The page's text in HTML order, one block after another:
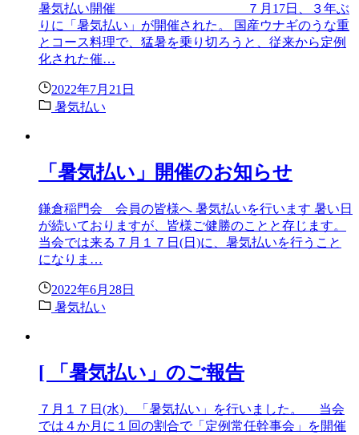
暑気払い開催 ７月17日、３年ぶ
りに「暑気払い」が開催された。 国産ウナギのうな重
とコース料理で、猛暑を乗り切ろうと、従来から定例
化された催…
2022年7月21日
暑気払い
「暑気払い」開催のお知らせ
鎌倉稲門会 会員の皆様へ 暑気払いを行います 暑い日
が続いておりますが、皆様ご健勝のことと存じます。
当会では来る７月１７日(日)に、暑気払いを行うこと
になりま…
2022年6月28日
暑気払い
[ 「暑気払い」のご報告
７月１７日(水)、「暑気払い」を行いました。 当会
では４か月に１回の割合で「定例常任幹事会」を開催